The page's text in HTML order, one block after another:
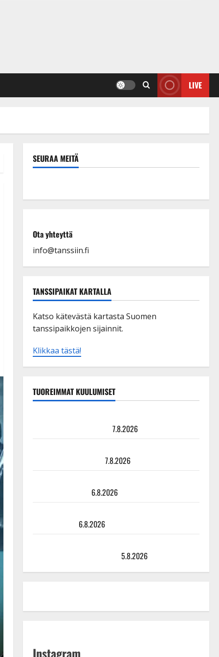
LIVE
SEURAA MEITÄ
Ota yhteyttä
info@tanssiin.fi
TANSSIPAIKAT KARTALLA
Katso kätevästä kartasta Suomen
tanssipaikkojen sijainnit.
Klikkaa tästä!
TUOREIMMAT KUULUMISET
7.8.2026
7.8.2026
6.8.2026
6.8.2026
5.8.2026
Instagram